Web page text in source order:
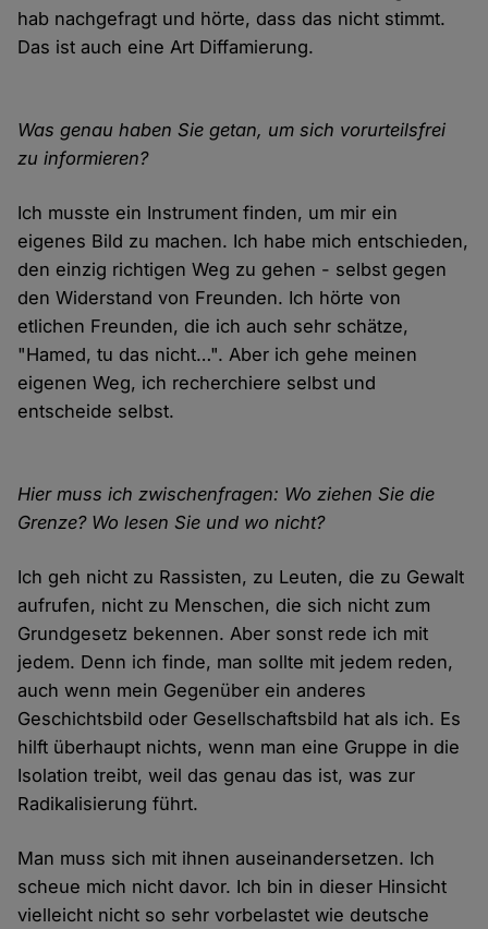
hab nachgefragt und hörte, dass das nicht stimmt.
Das ist auch eine Art Diffamierung.
Was genau haben Sie getan, um sich vorurteilsfrei
zu informieren?
Ich musste ein Instrument finden, um mir ein
eigenes Bild zu machen. Ich habe mich entschieden,
den einzig richtigen Weg zu gehen - selbst gegen
den Widerstand von Freunden. Ich hörte von
etlichen Freunden, die ich auch sehr schätze,
"Hamed, tu das nicht…". Aber ich gehe meinen
eigenen Weg, ich recherchiere selbst und
entscheide selbst.
Hier muss ich zwischenfragen: Wo ziehen Sie die
Grenze? Wo lesen Sie und wo nicht?
Ich geh nicht zu Rassisten, zu Leuten, die zu Gewalt
aufrufen, nicht zu Menschen, die sich nicht zum
Grundgesetz bekennen. Aber sonst rede ich mit
jedem. Denn ich finde, man sollte mit jedem reden,
auch wenn mein Gegenüber ein anderes
Geschichtsbild oder Gesellschaftsbild hat als ich. Es
hilft überhaupt nichts, wenn man eine Gruppe in die
Isolation treibt, weil das genau das ist, was zur
Radikalisierung führt.
Man muss sich mit ihnen auseinandersetzen. Ich
scheue mich nicht davor. Ich bin in dieser Hinsicht
vielleicht nicht so sehr vorbelastet wie deutsche